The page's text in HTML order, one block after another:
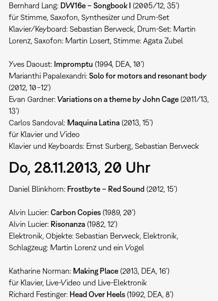
Bernhard Lang: DW16e − Songbook I
(2005/12, 35')
für Stimme, Saxofon, Synthesizer und Drum-Set
Klavier/Keyboard: Sebastian Berweck, Drum-Set: Martin
Lorenz, Saxofon: Martin Losert, Stimme: Agata Zubel
Yves Daoust: Impromptu (1994, DEA, 10')
Marianthi Papalexandri: Solo for motors and resonant body
(2012, 10−12')
Evan Gardner: Variations on a theme by John Cage(2011/13,
13')
Carlos Sandoval: Maquina Latina(2013, 15')
für Klavier und Video
Klavier und Keyboards: Ernst Surberg, Sebastian Berweck
Do, 28.11.2013, 20 Uhr
Daniel Blinkhorn: Frostbyte − Red Sound (2012, 15')
Alvin Lucier: Carbon Copies(1989, 20')
Alvin Lucier: Risonanza(1982, 12')
Elektronik, Objekte: Sebastian Berweck, Elektronik,
Schlagzeug: Martin Lorenz und ein Vogel
Katharine Norman: Making Place(2013, DEA, 16')
für Klavier, Live-Video und Live-Elektronik
Richard Festinger: Head Over Heels(1992, DEA, 8')